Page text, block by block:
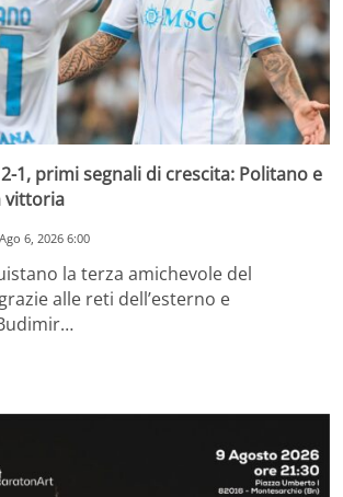
1, primi segnali di crescita: Politano e
vittoria
Ago 6, 2026 6:00
la terza amichevole del
alle reti dell’esterno e